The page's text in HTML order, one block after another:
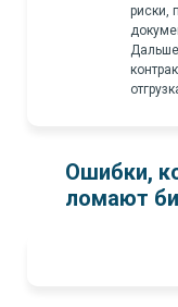
риски,
Ошибки,
ломают